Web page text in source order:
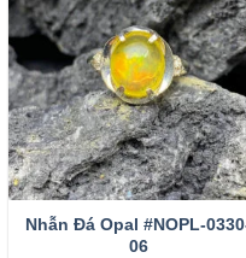
plastic không màu, dạng
hơn đá opal nguyên.
giá có thể lên đến hàng
Nhẫn Đá Opal #NOPL-
06